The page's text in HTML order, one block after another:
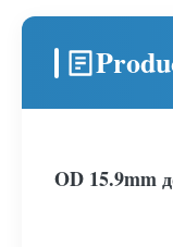
OD 15.9mm